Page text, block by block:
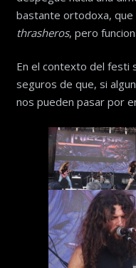
bastante ortodoxa,
thrasheros, pero
En el contexto del festi
seguros de que, si
nos pueden pasar por